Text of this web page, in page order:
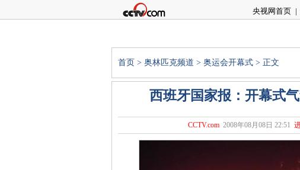
央视网首页 |
首页 > 奥林匹克频道 > 奥运会开幕式 > 正文
西班牙国家报：开幕式
CCTV.com 2008年08月08日 22:51